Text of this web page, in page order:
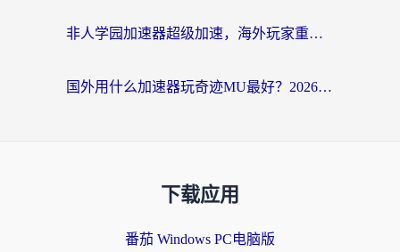
非人学园加速器超级加速，海外玩家重返国服的通行证
国外用什么加速器玩奇迹MU最好？2026海外玩家国服游戏加速全攻略
下载应用
番茄 Windows PC电脑版